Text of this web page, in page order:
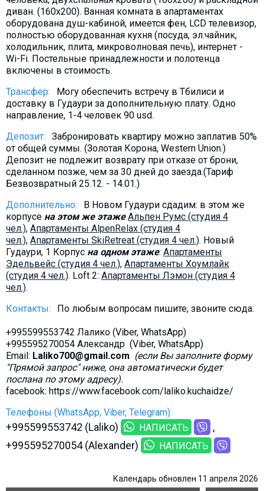
диван. (160х200). Ванная комната в апартаментах
оборудована душ-кабиной, имеется фен, LCD телевизор,
полностью оборудованная кухня (посуда, эл.чайник,
холодильник, плита, микроволновая печь), интернет -
Wi-Fi. Постельные принадлежности и полотенца
включены в стоимость.
Трансфер:
Могу обеспечить встречу в Тбилиси и
доставку в Гудаури за дополнительную плату. Oдно
направление, 1-4 человек 90 usd.
Депозит:
Забронировать квартиру можно заплатив 50%
от общей суммы. (Золотая Корона, Western Union.)
Депозит не подлежит возврату при отказе от брони,
сделанном позже, чем за 30 дней до заезда.(Тариф
Безвозвратный 25.12. - 14.01.)
Дополнительно:
В Новом Гудаури сдадим: в этом же
корпусе на этом же этажеАльпен Румс (студия 4
чел.), Aпартаменты AlpenRelax (студия 4
чел.), Апартаменты SkiRetreat (студия 4 чел.). Новый
Гудаури, 1 Корпус на одномэтаже: Апартаменты
Эдельвейс (студия 4 чел.), Aпартаменты Хоумлайк
(студия 4 чел.). Loft 2: Aпартаменты Лэмон (студия 4
чел.).
Контакты:
По любым вопросам пишите, звоните сюда:
+995599553742 Лалико (Viber, WhatsApp)
+995595270054 Александр (Viber, WhatsApp)
Email: Laliko700@gmail.com (если Вы заполните форму
"Прямой запрос" ниже, она автоматически будет
послана по этому адресу).
facebook: https://www.facebook.com/laliko.kuchaidze/
Телефоны (WhatsApp, Viber, Telegram):
+995599553742 (Laliko) НАПИСАТЬ
+995595270054 (Alexander) НАПИСАТЬ
Календарь обновлен 11 апреля 2026